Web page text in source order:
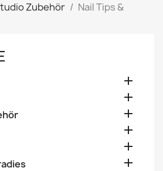
Zubehör
Nail Tips &





